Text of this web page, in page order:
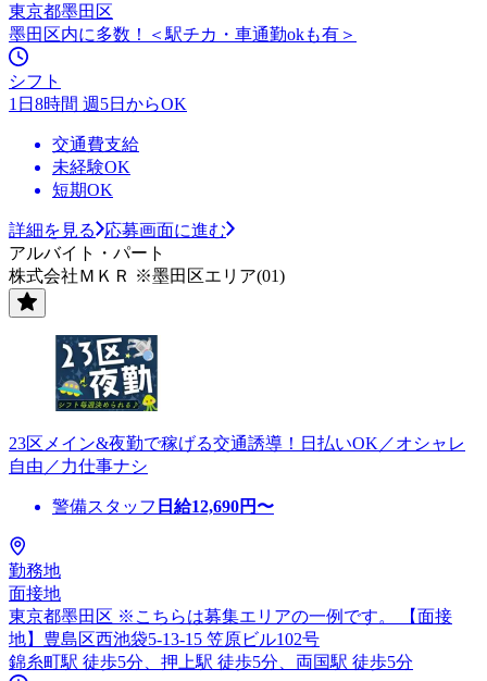
東京都墨田区
墨田区内に多数！＜駅チカ・車通勤okも有＞
シフト
1日8時間 週5日からOK
交通費支給
未経験OK
短期OK
詳細を見る
応募画面に進む
アルバイト・パート
株式会社ＭＫＲ ※墨田区エリア(01)
23区メイン&夜勤で稼げる交通誘導！日払いOK／オシャレ
自由／力仕事ナシ
警備スタッフ 日給12,690円〜
勤務地
面接地
東京都墨田区 ※こちらは募集エリアの一例です。 【面接
地】豊島区西池袋5-13-15 笠原ビル102号
錦糸町駅 徒歩5分、押上駅 徒歩5分、両国駅 徒歩5分